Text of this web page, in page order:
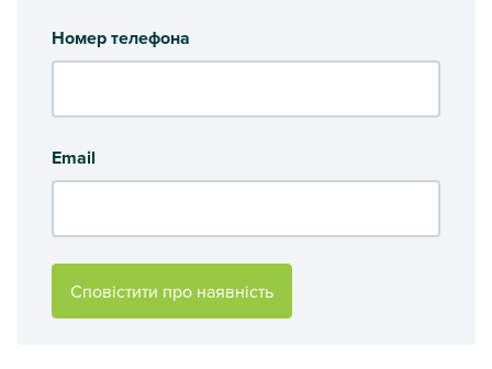
Номер телефона
Email
Сповістити про наявність